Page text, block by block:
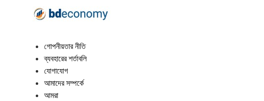
গোপনীয়তার নীতি
ব্যবহারের শর্তাবলি
যোগাযোগ
আমাদের সম্পর্কে
আমরা